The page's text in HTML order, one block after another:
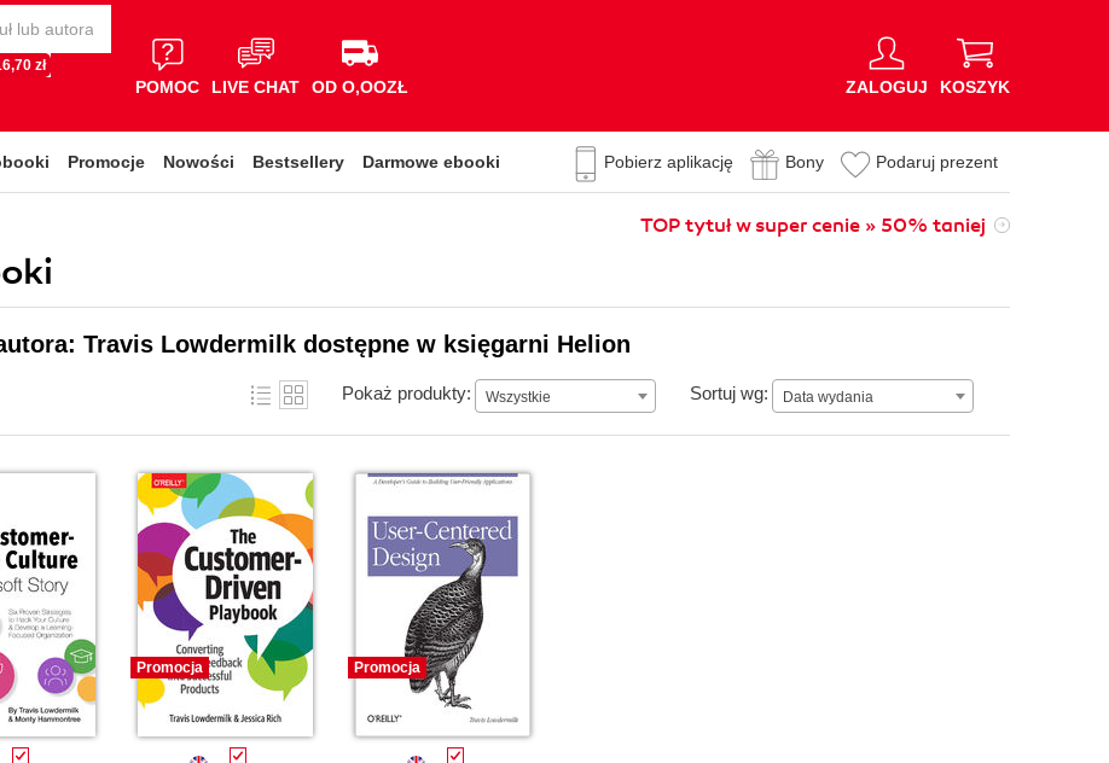
zł
POMOC LIVE CHAT OD O,OOZŁ ZALOGUJ KOSZYK
Promocje Nowości Bestsellery Darmowe ebooki Pobierz aplikację Bony Podaruj prezent
TOP tytuł w super cenie » 50% taniej
Travis Lowdermilk dostępne w księgarni Helion
Pokaż produkty: Wszystkie Sortuj wg: Data wydania
Data wydania
Promocja Promocja